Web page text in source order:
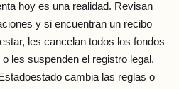
hoy es una realidad. Revisan
y si encuentran un recibo
les cancelan todos los fondos
les suspenden el registro legal.
cambia las reglas o